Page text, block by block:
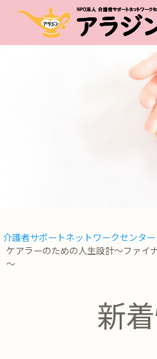
介護者サポートネットワークセンタ
ケアラーのための人生設計～ファイ
～
新